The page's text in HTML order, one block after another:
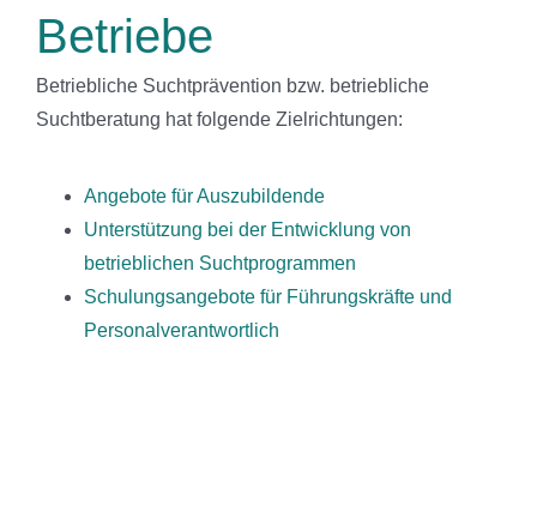
Betriebe
Betriebliche Suchtprävention bzw. betriebliche
Suchtberatung hat folgende Zielrichtungen:
Angebote für Auszubildende
Unterstützung bei der Entwicklung von
betrieblichen Suchtprogrammen
Schulungsangebote für Führungskräfte und
Personalverantwortlich